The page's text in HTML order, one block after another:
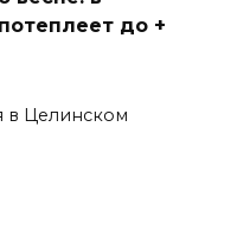
до +
в Целинском